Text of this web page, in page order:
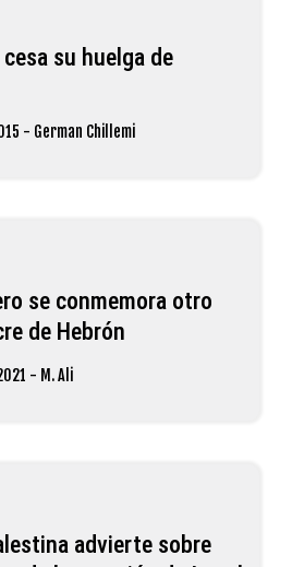
su huelga de
- German Chillemi
se conmemora otro
de Hebrón
- M. Ali
advierte sobre